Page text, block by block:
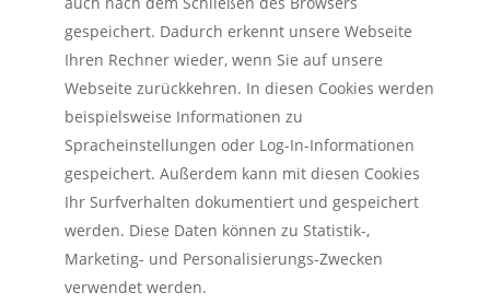
gespeichert. Dadurch erkennt unsere Webseite
Ihren Rechner wieder, wenn Sie auf unsere
Webseite zurückkehren. In diesen Cookies werden
beispielsweise Informationen zu
Spracheinstellungen oder Log-In-Informationen
gespeichert. Außerdem kann mit diesen Cookies
Ihr Surfverhalten dokumentiert und gespeichert
werden. Diese Daten können zu Statistik-,
Marketing- und Personalisierungs-Zwecken
verwendet werden.